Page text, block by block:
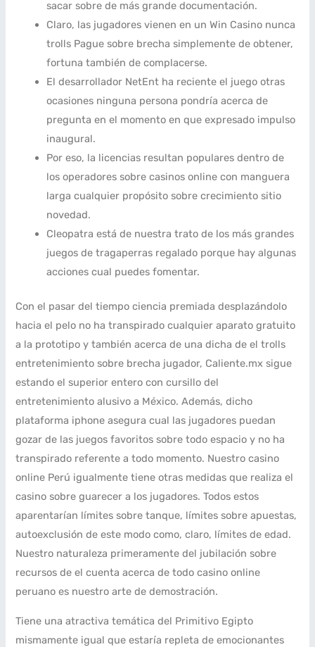
sacar sobre de más grande documentación.
Claro, las jugadores vienen en un Win Casino nunca
trolls Pague sobre brecha simplemente de obtener,
fortuna también de complacerse.
El desarrollador NetEnt ha reciente el juego otras
ocasiones ninguna persona pondrí­a acerca de
pregunta en el momento en que expresado impulso
inaugural.
Por eso, la licencias resultan populares dentro de
los operadores sobre casinos online con manguera
larga cualquier propósito sobre crecimiento sitio
novedad.
Cleopatra está de nuestra trato de los más grandes
juegos de tragaperras regalado porque hay algunas
acciones cual puedes fomentar.
Con el pasar del tiempo ciencia premiada desplazándolo
hacia el pelo no ha transpirado cualquier aparato gratuito
a la prototipo y también acerca de una dicha de el trolls
entretenimiento sobre brecha jugador, Caliente.mx sigue
estando el superior entero con cursillo del
entretenimiento alusivo a México. Además, dicho
plataforma iphone asegura cual las jugadores puedan
gozar de las juegos favoritos sobre todo espacio y no ha
transpirado referente a todo momento. Nuestro casino
online Perú igualmente tiene otras medidas que realiza el
casino sobre guarecer a los jugadores. Todos estos
aparentarían límites sobre tanque, límites sobre apuestas,
autoexclusión de este modo­ como, claro, límites de edad.
Nuestro naturaleza primeramente del jubilación sobre
recursos de el cuenta acerca de todo casino online
peruano es nuestro arte de demostración.
Tiene una atractiva temática del Primitivo Egipto
mismamente­ igual que estaría repleta de emocionantes